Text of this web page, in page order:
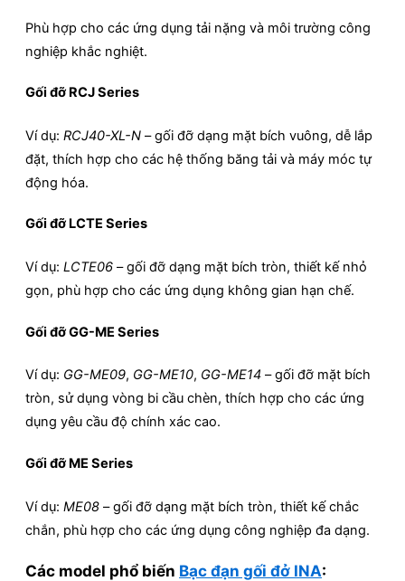
Phù hợp cho các ứng dụng tải nặng và môi trường công
nghiệp khắc nghiệt.​
Gối đỡ RCJ Series
Ví dụ: RCJ40-XL-N – gối đỡ dạng mặt bích vuông, dễ lắp
đặt, thích hợp cho các hệ thống băng tải và máy móc tự
động hóa.
Gối đỡ LCTE Series
Ví dụ: LCTE06 – gối đỡ dạng mặt bích tròn, thiết kế nhỏ
gọn, phù hợp cho các ứng dụng không gian hạn chế.
Gối đỡ GG-ME Series
Ví dụ: GG-ME09, GG-ME10, GG-ME14 – gối đỡ mặt bích
tròn, sử dụng vòng bi cầu chèn, thích hợp cho các ứng
dụng yêu cầu độ chính xác cao.​
Gối đỡ ME Series
Ví dụ: ME08 – gối đỡ dạng mặt bích tròn, thiết kế chắc
chắn, phù hợp cho các ứng dụng công nghiệp đa dạng.​
Các model phổ biến Bạc đạn gối đở INA: